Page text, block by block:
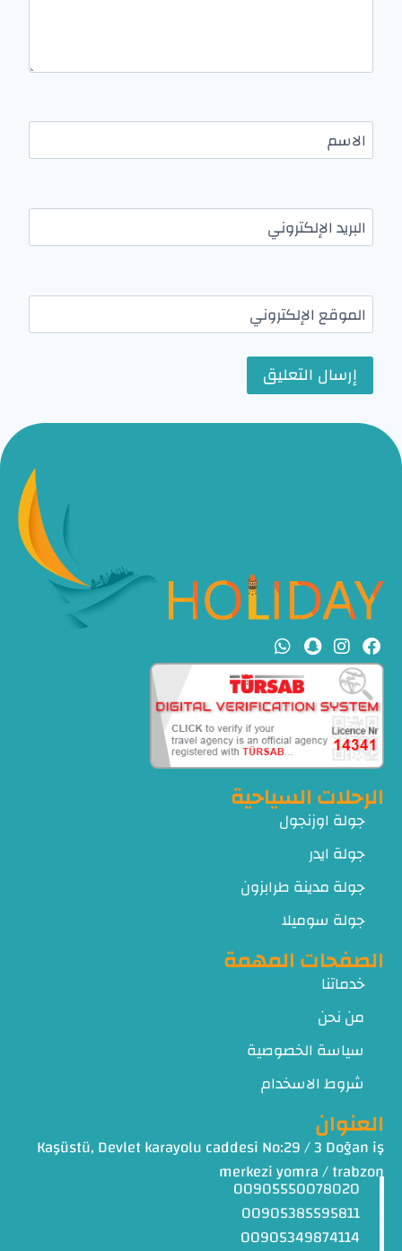
الاسم
البريد الإلكتروني
الموقع الإلكتروني
الرحلات السياحية
جولة اوزنجول
جولة ايدر
جولة مدينة طرابزون
جولة سوميلا
الصفحات المهمة
خدماتنا
من نحن
سياسة الخصوصية
شروط الاسخدام
العنوان
Kaşüstü, Devlet karayolu caddesi No:29 / 3 Doğan iş
merkezi yomra / trabzon
00905550078020
00905385595811
00905349874114